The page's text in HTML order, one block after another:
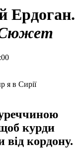
Ердоган.
курди
від кордону.